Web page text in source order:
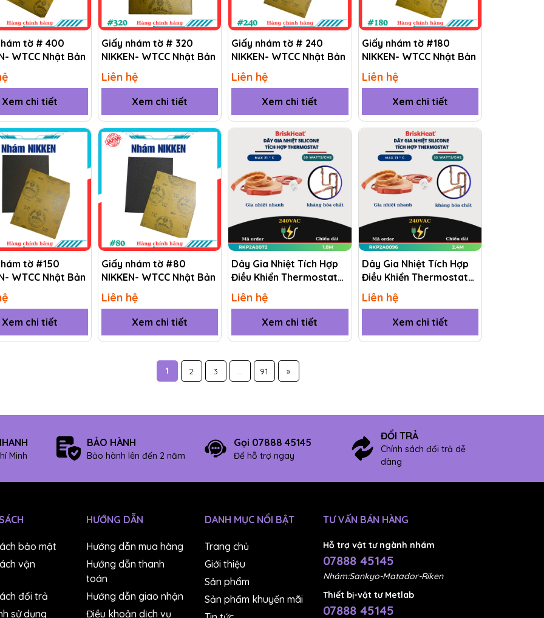
tờ # 400
WTCC Nhật Bản
Xem chi tiết
Giấy nhám tờ # 320
NIKKEN- WTCC Nhật Bản
Liên hệ
Xem chi tiết
Giấy nhám tờ # 240
NIKKEN- WTCC Nhật Bản
Liên hệ
Xem chi tiết
Giấy nhám tờ #180
NIKKEN- WTCC Nhật Bản
Liên hệ
Xem chi tiết
tờ #150
WTCC Nhật Bản
Xem chi tiết
Giấy nhám tờ #80
NIKKEN- WTCC Nhật Bản
Liên hệ
Xem chi tiết
Dây Gia Nhiệt Tích Hợp
Điều Khiển Thermostat
(RKP) RKP2A0072 1.8M
Liên hệ
Xem chi tiết
Dây Gia Nhiệt Tích Hợp
Điều Khiển Thermostat
(RKP) RKP2A0096 2.4M
Liên hệ
Xem chi tiết
1 2 3 ... 91 »
Minh
BẢO HÀNH
Bảo hành lên đến 2 năm
Gọi 07888 45145
Để hỗ trợ ngay
ĐỔI TRẢ
Chính sách đổi trả dễ
dàng
bảo mật
vận
đổi trả
sử dụng
HƯỚNG DẪN
Hướng dẫn mua hàng
Hướng dẫn thanh
toán
Hướng dẫn giao nhận
Điều khoản dịch vụ
DANH MỤC NỔI BẬT
Trang chủ
Giới thiệu
Sản phẩm
Sản phẩm khuyến mãi
TƯ VẤN BÁN HÀNG
Hỗ trợ vật tư ngành nhám
07888 45145
Nhám:Sankyo-Matador-Riken
Thiết bị-vật tư Metlab
07888 45145